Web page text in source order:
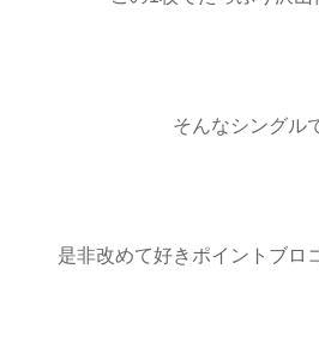
そんなシングル
是非改めて好きポイントブロ